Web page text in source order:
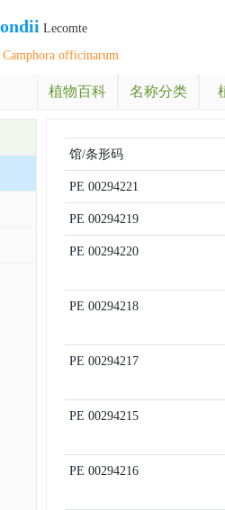
Lecomte
officinarum
植物百科 名称分类
馆/条形码
PE 00294221
PE 00294219
PE 00294220
PE 00294218
PE 00294217
PE 00294215
PE 00294216